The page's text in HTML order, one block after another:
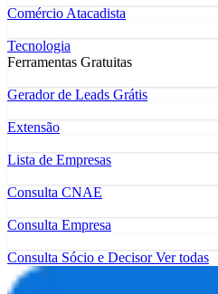
Comércio Atacadista
Tecnologia
Ferramentas Gratuitas
Gerador de Leads Grátis
Extensão
Lista de Empresas
Consulta CNAE
Consulta Empresa
Consulta Sócio e DecisorVer todas